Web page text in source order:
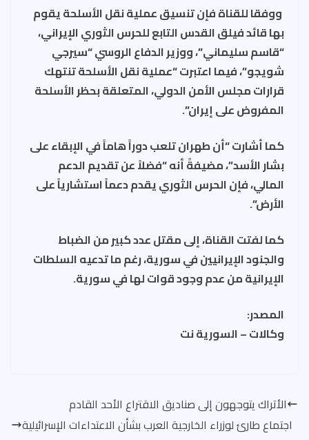
ووفقا للقناة فإن تنسيق عملية نقل الأسلحة يقوم
بها قائد فيلق القدس التابع للحرس الثوري الإيراني،
“قاسم سليماني”، ووزير الدفاع الروسي “سيرجي
شويجو”، فيما اعتبرت “عملية نقل الأسلحة تنتهك
قرارات مجلس الأمن الدولي، المتعلقة بحظر الأسلحة
المفروض على إيران”.
كما أشارت “أن طهران تلعب دوراً هاماً في الإبقاء على
بشار الأسد”، مضيفةً أنه “فضلاً عن تقديم الدعم
المالي، فإن الحرس الثوري يقدم دعماً استشارياً على
الأرض”.
كما لفتت القناة، إلى مقتل عدد كبير من الضباط
والجنود الإيرانيين في سورية، رغم ما تدعيه السلطات
الإيرانية من عدم وجود قوات لها في سورية.
المصدر:
وكالات – السورية نت
الأتراك يتوجهون إلى صناديق الاقتراع الأحد القادم
اجتماع طارئ لوزراء الخارجية العرب بشأن الاعتداءات الإسرائيلية